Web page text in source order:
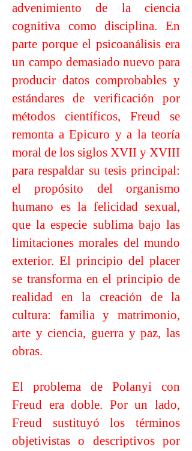
advenimiento de la ciencia
cognitiva como disciplina. En
parte porque el psicoanálisis era
un campo demasiado nuevo para
producir datos comprobables y
estándares de verificación por
métodos científicos, Freud se
remonta a Epicuro y a la teoría
moral de los siglos XVII y XVIII
para respaldar su tesis principal:
el propósito del organismo
humano es la felicidad sexual,
que la especie sublima bajo las
limitaciones morales del mundo
exterior. El principio del placer
se transforma en el principio de
realidad en la creación de la
cultura: familia y matrimonio,
arte y ciencia, guerra y paz, las
obras.
El problema de Polanyi con
Freud era doble. Por un lado,
Freud sustituyó los términos
objetivistas o descriptivos por